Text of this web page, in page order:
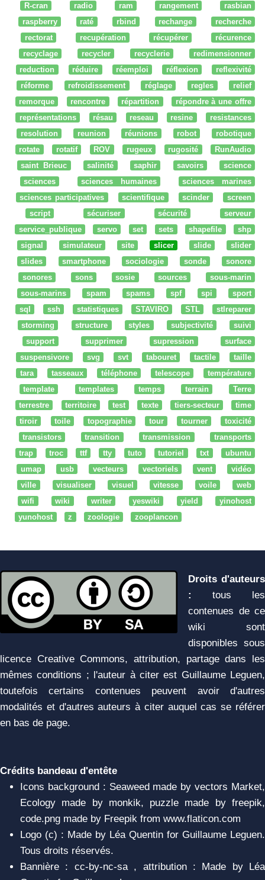
R-cran
radio ram rangement
rasbian
raspberry
raté rbind rechange
recherche
rectorat
recupération récupérer
récurence
recyclage
recycler recyclerie
redimensionner
reduction
réduire réemploi réflexion
reflexivité
réforme
refroidissement réglage regles
relief
remorque
rencontre répartition
répondre à une offre
représentations
résau reseau resine
resistances
resolution
reunion réunions robot
robotique
rotate
rotatif ROV rugeux rugosité
RunAudio
saint Brieuc
salinité saphir savoirs
science
sciences
sciences humaines
sciences marines
sciences participatives
scientifique scinder
screen
script
sécuriser sécurité
serveur
service_publique
servo set sets shapefile
shp
signal
simulateur site slicer slide
slider
slides
smartphone sociologie sonde
sonore
sonores
sons sosie sources
sous-marin
sous-marins
spam spams spf spi
sport
sql
ssh statistiques STAVIRO STL
stlreparer
storming
structure styles subjectivité
suivi
support
supprimer supression
surface
suspensivore
svg svt tabouret tactile
taille
tara
tasseaux téléphone telescope
température
template
templates temps terrain
Terre
terrestre
territoire test texte tiers-secteur
time
tiroir
toile topographie tour tourner
toxicité
transistors
transition transmission
transports
trap
troc ttf tty tuto tutoriel txt
ubuntu
umap
usb vecteurs vectoriels vent
vidéo
ville
visualiser visuel vitesse voile
web
wifi
wiki writer yeswiki yield
yinohost
yunohost
z zoologie zooplancon
Droits d'auteurs
:
tous les
contenues de ce
wiki sont
disponibles sous
licence Creative Commons, attribution, partage dans les
mêmes conditions ; l'auteur à citer est Guillaume Leguen,
toutefois certains contenues peuvent avoir d'autres
modalités et d'autres auteurs à citer auquel cas se référer
en bas de page.
Crédits bandeau d'entête
Icons background : Seaweed made by vectors Market,
Ecology made by monkik, puzzle made by freepik,
code.png made by Freepik from www.flaticon.com
Logo (c) : Made by Léa Quentin for Guillaume Leguen.
Tous droits réservés.
Bannière : cc-by-nc-sa , attribution : Made by Léa